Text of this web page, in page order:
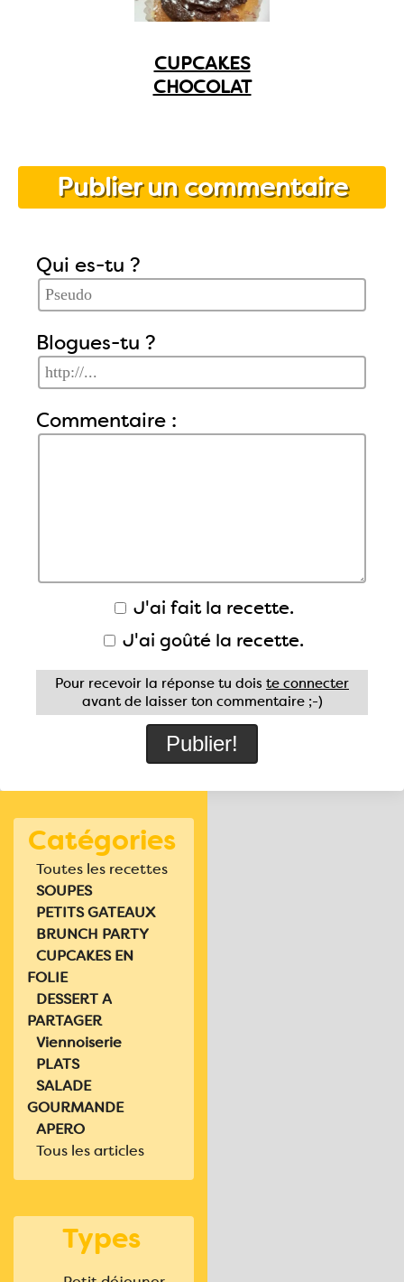
Catégories
Toutes les recettes
SOUPES
PETITS GATEAUX
BRUNCH PARTY
CUPCAKES EN
FOLIE
DESSERT A
PARTAGER
Viennoiserie
PLATS
SALADE
GOURMANDE
APERO
Tous les articles
Types
CUPCAKES
CHOCOLAT
Publier un commentaire
Qui es-tu ?
Blogues-tu ?
Commentaire :
J'ai fait la recette.
J'ai goûté la recette.
Pour recevoir la réponse tu dois te connecter
avant de laisser ton commentaire ;-)